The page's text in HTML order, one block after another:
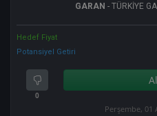
GARAN - TÜRKİYE
Hedef Fiyat
Potansiyel Getiri
0
Al
Perşembe, 01